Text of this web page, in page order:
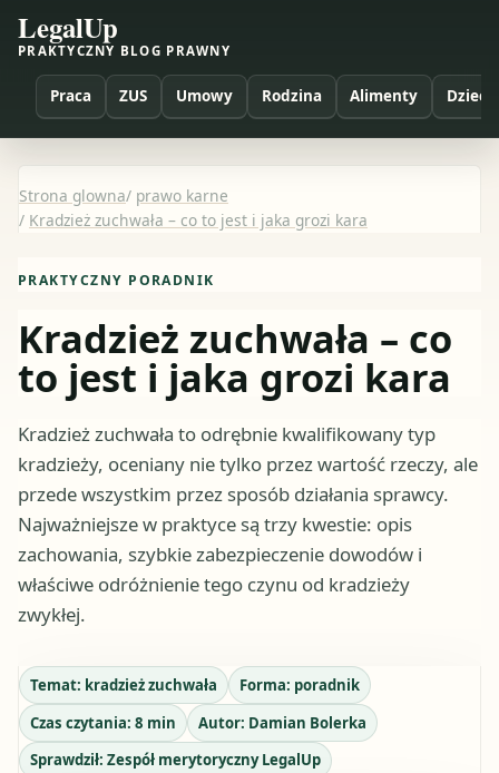
LegalUp
PRAKTYCZNY BLOG PRAWNY
Praca ZUS Umowy Rodzina Alimenty Dzieci
Strona glowna/ prawo karne
/ Kradzież zuchwała – co to jest i jaka grozi kara
PRAKTYCZNY PORADNIK
Kradzież zuchwała – co
to jest i jaka grozi kara
Kradzież zuchwała to odrębnie kwalifikowany typ
kradzieży, oceniany nie tylko przez wartość rzeczy, ale
przede wszystkim przez sposób działania sprawcy.
Najważniejsze w praktyce są trzy kwestie: opis
zachowania, szybkie zabezpieczenie dowodów i
właściwe odróżnienie tego czynu od kradzieży
zwykłej.
Temat: kradzież zuchwała Forma: poradnik
Czas czytania: 8 min Autor: Damian Bolerka
Sprawdził: Zespół merytoryczny LegalUp